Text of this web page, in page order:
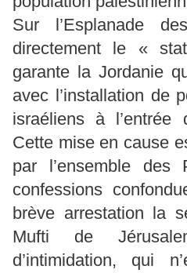
Sur l’Esplanade
directement le «
garante la Jordanie
avec l’installation de
israéliens à
Cette mise en cause
par l’ensemble des
confessions
brève arrestation la
Mufti de
d’intimidation, qui